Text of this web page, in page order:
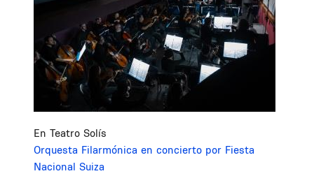
En Teatro Solís
Orquesta Filarmónica en concierto por Fiesta
Nacional Suiza